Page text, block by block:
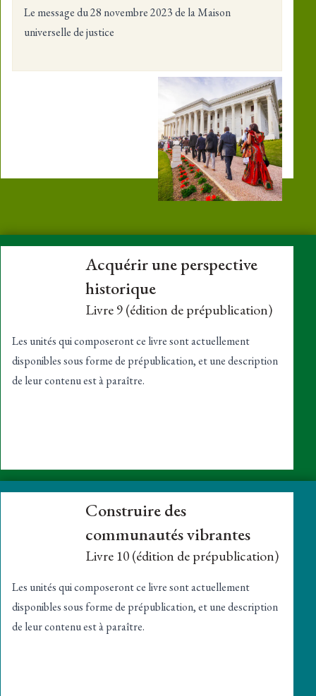
Le message du 28 novembre 2023 de la Maison
universelle de justice
Acquérir une perspective
historique
Livre 9 (édition de prépublication)
Les unités qui composeront ce livre sont actuellement
disponibles sous forme de prépublication, et une description
de leur contenu est à paraître.
Construire des
communautés vibrantes
Livre 10 (édition de prépublication)
Les unités qui composeront ce livre sont actuellement
disponibles sous forme de prépublication, et une description
de leur contenu est à paraître.